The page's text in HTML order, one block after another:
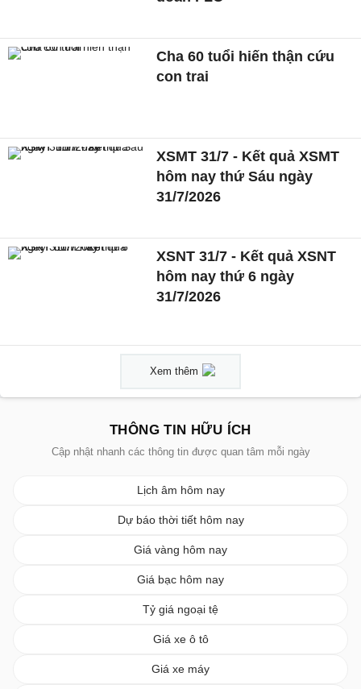
Cha 60 tuổi hiến thận cứu
con trai
XSMT 31/7 - Kết quả XSMT
hôm nay thứ Sáu ngày
31/7/2026
XSNT 31/7 - Kết quả XSNT
hôm nay thứ 6 ngày
31/7/2026
Xem thêm
THÔNG TIN HỮU ÍCH
Cập nhật nhanh các thông tin được quan tâm mỗi ngày
Lịch âm hôm nay
Dự báo thời tiết hôm nay
Giá vàng hôm nay
Giá bạc hôm nay
Tỷ giá ngoại tệ
Giá xe ô tô
Giá xe máy